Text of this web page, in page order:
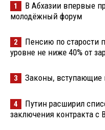
1
В Абхазии впервые
молодёжный форум
2
Пенсию по старости
уровне не ниже 40% от
3 Законы, вступающие
4
Путин расширил
заключения контракта с